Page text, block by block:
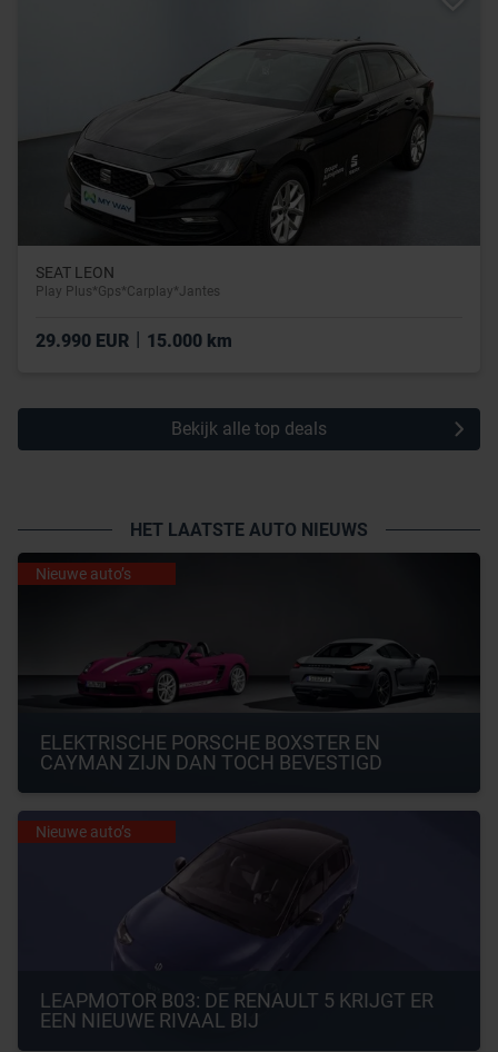
SEAT LEON
Play Plus*Gps*Carplay*Jantes
29.990 EUR 15.000 km
Bekijk alle top deals
HET LAATSTE AUTO NIEUWS
Nieuwe auto’s
ELEKTRISCHE PORSCHE BOXSTER EN
CAYMAN ZIJN DAN TOCH BEVESTIGD
Nieuwe auto’s
LEAPMOTOR B03: DE RENAULT 5 KRIJGT ER
EEN NIEUWE RIVAAL BIJ